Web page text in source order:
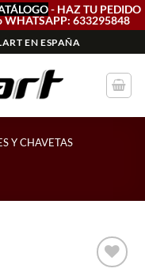
- HAZ TU PEDIDO
WHATSAPP: 633295848
EN ESPAÑA
Y CHAVETAS